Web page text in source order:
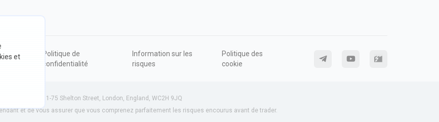
et
Politique de
confidentialité
Information sur les
risques
Politique des
cookie
| 71-75 Shelton Street, London, England, WC2H 9JQ
et de vous assurer que vous comprenez parfaitement les risques encourus avant de trader.